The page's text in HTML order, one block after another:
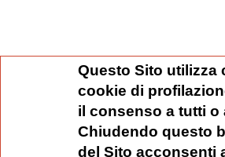
Questo Sito utilizza
cookie di
il consenso a tutti
Chiudendo questo
del Sito acconsenti